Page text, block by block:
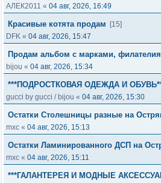
АЛЕК2011 « 04 авг, 2026, 16:49
Красивые котята продам
[15]
DFK « 04 авг, 2026, 15:47
Продам альбом с марками,
bijou « 04 авг, 2026, 15:34
***ПОДРОСТКОВАЯ ОДЕЖДА И
gucci by gucci / bijou « 04 авг, 2026, 15:30
Остатки Столешницы разные на
mxc « 04 авг, 2026, 15:13
Остатки Ламинированного ДСП на
mxc « 04 авг, 2026, 15:11
***ГАЛАНТЕРЕЯ И МОДНЫЕ